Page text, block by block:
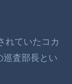
れていたコカ
巡査部長とい